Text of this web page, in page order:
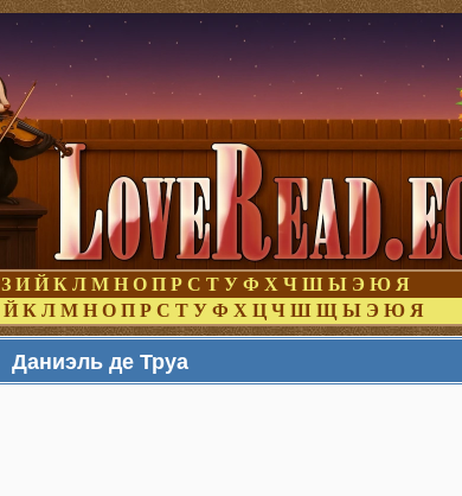
З И Й К Л М Н О П Р С Т У Ф Х Ч Ш Ы Э Ю Я
Й К Л М Н О П Р С Т У Ф Х Ц Ч Ш Щ Ы Э Ю Я
Даниэль де Труа